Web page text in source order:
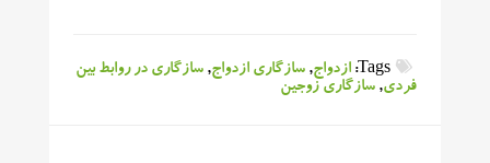
Tags: ازدواج,سازگاری ازدواج,سازگاری در روابط بین
فردی,سازگاری زوجین